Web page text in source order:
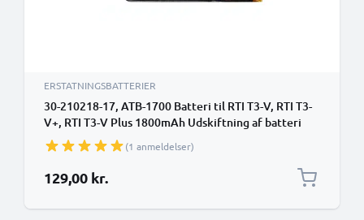
ERSTATNINGSBATTERIER
30-210218-17, ATB-1700 Batteri til RTI T3-V, RTI T3-
V+, RTI T3-V Plus 1800mAh Udskiftning af batteri
Fjernbetjening (1 anmeldelser)
129,00 kr.